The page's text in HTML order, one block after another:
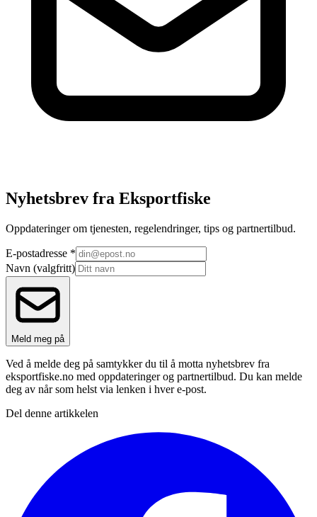
Nyhetsbrev fra Eksportfiske
Oppdateringer om tjenesten, regelendringer, tips og partnertilbud.
E-postadresse *
Navn (valgfritt)
Meld meg på
Ved å melde deg på samtykker du til å motta nyhetsbrev fra
eksportfiske.no med oppdateringer og partnertilbud. Du kan melde
deg av når som helst via lenken i hver e-post.
Del denne artikkelen